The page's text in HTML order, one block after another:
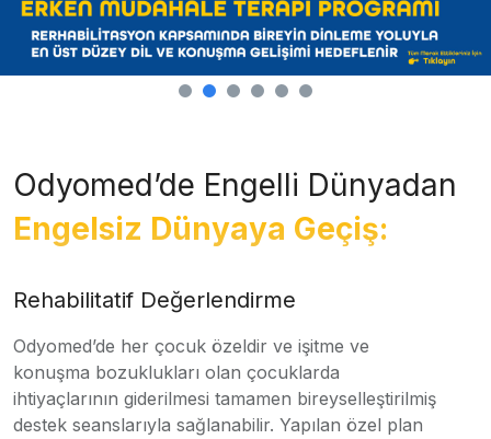
Odyomed’de Engelli Dünyadan
Engelsiz Dünyaya Geçiş:
Rehabilitatif Değerlendirme
Odyomed’de her çocuk özeldir ve işitme ve
konuşma bozuklukları olan çocuklarda
ihtiyaçlarının giderilmesi tamamen bireyselleştirilmiş
destek seanslarıyla sağlanabilir. Yapılan özel plan